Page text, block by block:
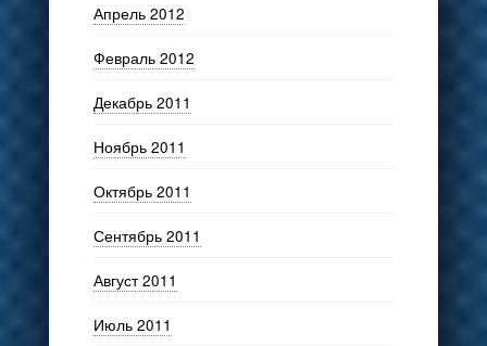
Апрель 2012
Февраль 2012
Декабрь 2011
Ноябрь 2011
Октябрь 2011
Сентябрь 2011
Август 2011
Июль 2011